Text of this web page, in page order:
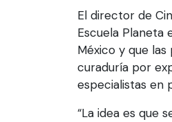
El director de
Escuela Planeta
México y que
curaduría por
especialistas en
“La idea es que